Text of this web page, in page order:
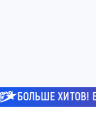
ХИТОВ! БОЛЬШЕ